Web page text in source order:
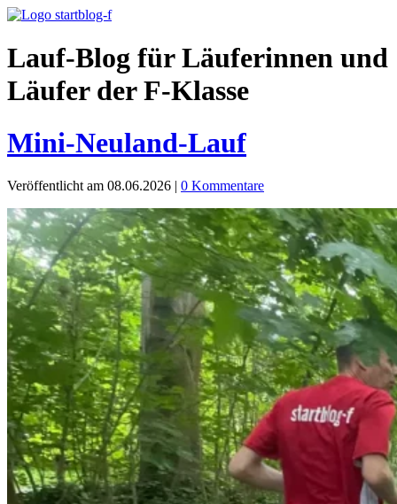
Lauf-Blog für Läuferinnen und
Läufer der F-Klasse
Mini-Neuland-Lauf
Veröffentlicht am 08.06.2026 | 0 Kommentare